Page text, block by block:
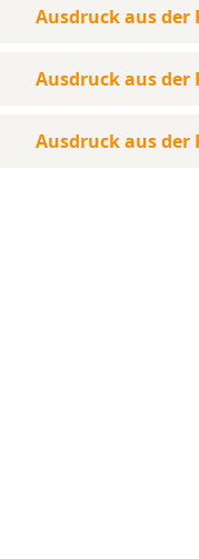
Ausdruck aus der
Ausdruck aus der
Ausdruck aus der